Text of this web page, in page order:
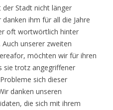
der Stadt nicht länger
ihm für all die Jahre
oft wortwörtlich hinter
unserer zweiten
möchten wir für ihren
sie trotz angegriffener
sich dieser
danken unseren
die sich mit ihrem